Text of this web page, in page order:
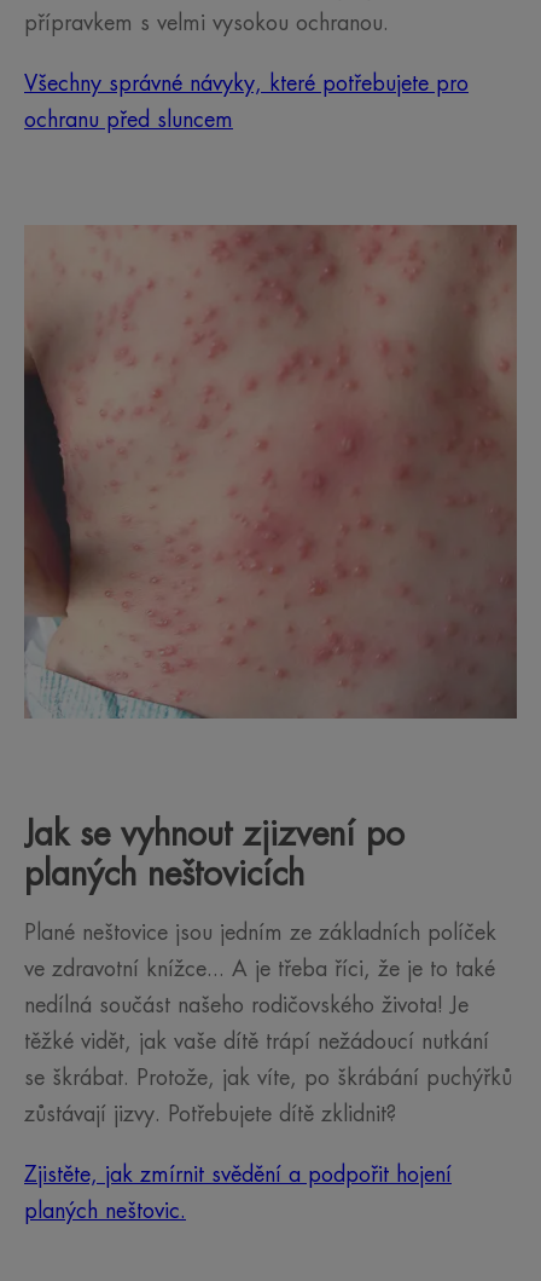
přípravkem s velmi vysokou ochranou.
Všechny správné návyky, které potřebujete pro
ochranu před sluncem
Jak se vyhnout zjizvení po
planých neštovicích
Plané neštovice jsou jedním ze základních políček
ve zdravotní knížce... A je třeba říci, že je to také
nedílná součást našeho rodičovského života! Je
těžké vidět, jak vaše dítě trápí nežádoucí nutkání
se škrábat. Protože, jak víte, po škrábání puchýřků
zůstávají jizvy. Potřebujete dítě zklidnit?
Zjistěte, jak zmírnit svědění a podpořit hojení
planých neštovic.